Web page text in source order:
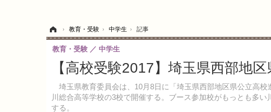
› 教育・受験 › 中学生 › 記事
【高校受験2017】埼玉県西部地
埼玉県教育委員会は、10月8日に「埼玉県西部地区県公立高
川総合高等学校の3校で開催する。ブース参加校がもっとも多
する。
教育・受験 中学生